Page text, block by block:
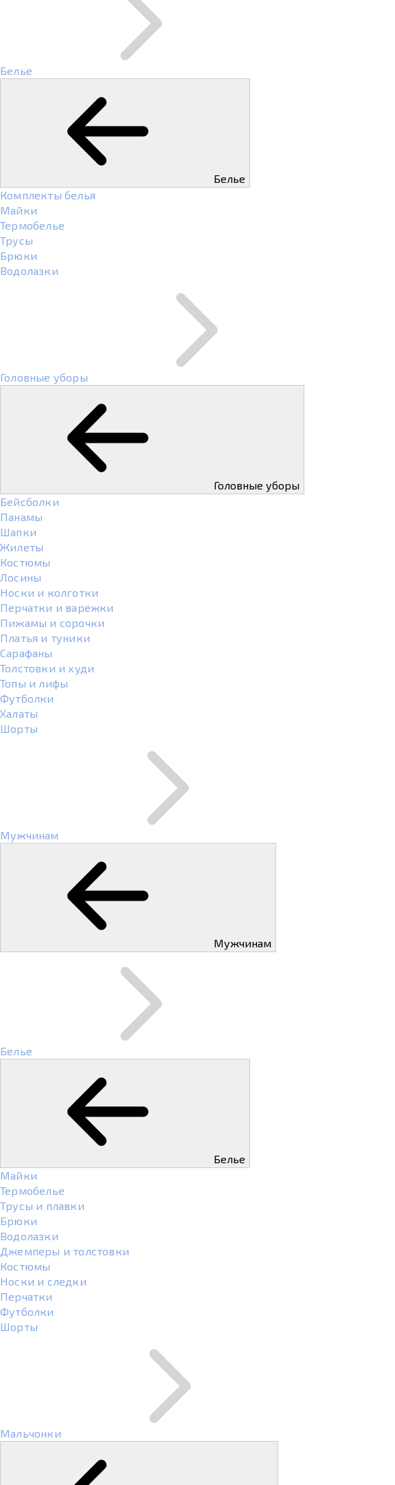
Белье
Белье
Комплекты белья
Майки
Термобелье
Трусы
Брюки
Водолазки
Головные уборы
Головные уборы
Бейсболки
Панамы
Шапки
Жилеты
Костюмы
Лосины
Носки и колготки
Перчатки и варежки
Пижамы и сорочки
Платья и туники
Сарафаны
Толстовки и худи
Топы и лифы
Футболки
Халаты
Шорты
Мужчинам
Мужчинам
Белье
Белье
Майки
Термобелье
Трусы и плавки
Брюки
Водолазки
Джемперы и толстовки
Костюмы
Носки и следки
Перчатки
Футболки
Шорты
Мальчонки